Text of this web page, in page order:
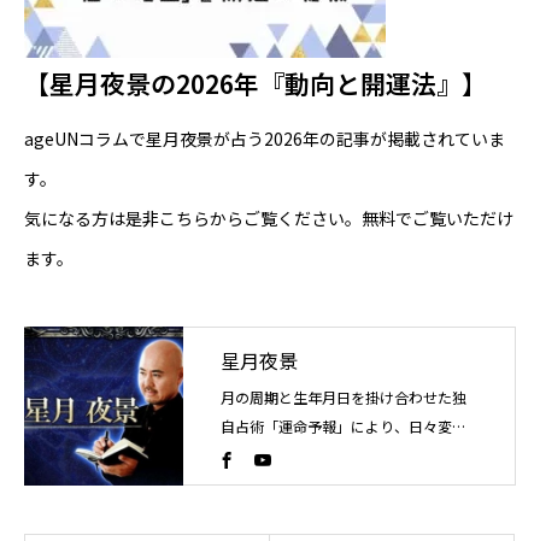
【星月夜景の2026年『動向と開運法』】
ageUNコラムで星月夜景が占う2026年の記事が掲載されていま
す。
気になる方は是非こちらからご覧ください。無料でご覧いただけ
ます。
星月夜景
月の周期と生年月日を掛け合わせた独
自占術「運命予報」により、日々変化
する運気の流れを読み解く占い師。こ
れまでに4万人以上を鑑定。